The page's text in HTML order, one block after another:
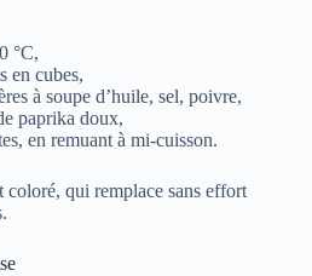
°C,
en cubes,
à soupe d’huile, sel, poivre,
paprika doux,
en remuant à mi-cuisson.
coloré, qui remplace sans effort